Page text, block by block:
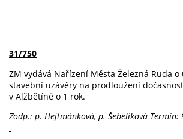
31/750
ZM vydává Nařízení Města Železná Ruda
stavební uzávěry na prodloužení
v Alžbětíně o 1 rok.
Zodp.: p. Hejtmánková, p. Šebelíková Termín: